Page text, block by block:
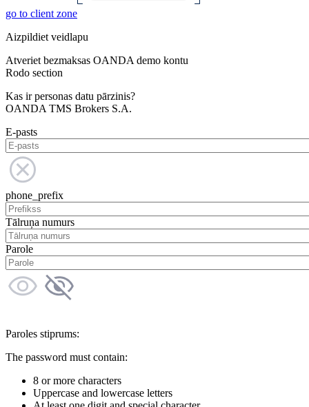
go to client zone
Aizpildiet veidlapu
Atveriet bezmaksas OANDA demo kontu
Rodo section
Kas ir personas datu pārzinis?
OANDA TMS Brokers S.A.
E-pasts
phone_prefix
Tālruņa numurs
Parole
Paroles stiprums:
The password must contain:
8 or more characters
Uppercase and lowercase letters